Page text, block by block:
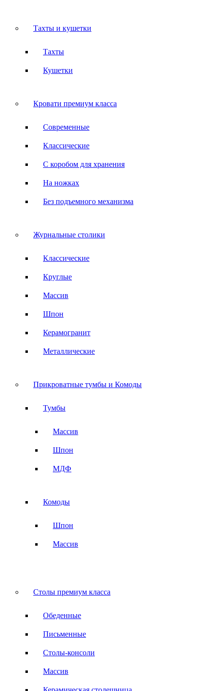
Тахты и кушетки
Тахты
Кушетки
Кровати премиум класса
Современные
Классические
С коробом для хранения
На ножках
Без подъемного механизма
Журнальные столики
Классические
Круглые
Массив
Шпон
Керамогранит
Металлические
Прикроватные тумбы и Комоды
Тумбы
Массив
Шпон
МДФ
Комоды
Шпон
Массив
Столы премиум класса
Обеденные
Письменные
Столы-консоли
Массив